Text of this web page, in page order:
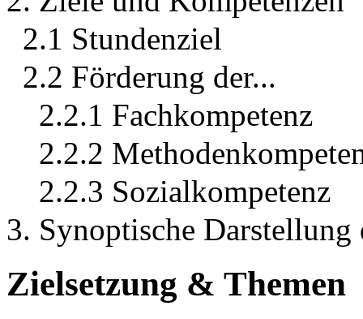
2.1 Stundenziel
2.2 Förderung der...
2.2.1 Fachkompetenz
2.2.2
2.2.3 Sozialkompetenz
3. Synoptische Darstellung
Zielsetzung & Themen